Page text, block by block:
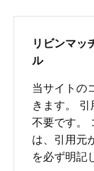
リビンマッ
ル
当サイトの
きます。
不要です。
は、引用元
を必ず明記